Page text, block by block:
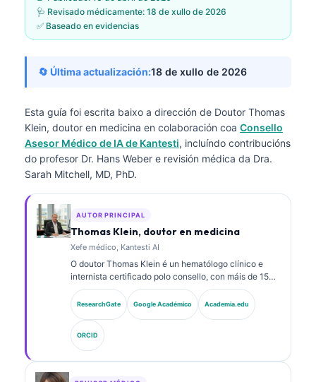
🩺 Revisado médicamente: 18 de xullo de 2026
✅ Baseado en evidencias
🔄 Última actualización:18 de xullo de 2026
Esta guía foi escrita baixo a dirección de Doutor Thomas
Klein, doutor en medicina en colaboración coa Consello
Asesor Médico de IA de Kantesti, incluíndo contribucións
do profesor Dr. Hans Weber e revisión médica da Dra.
Sarah Mitchell, MD, PhD.
AUTOR PRINCIPAL
Thomas Klein, doutor en medicina
Xefe médico, Kantesti AI
O doutor Thomas Klein é un hematólogo clínico e
internista certificado polo consello, con máis de 15
anos de experiencia en medicina de laboratorio e
análise clínica asistida por IA. Como director médico
en Kantesti AI, proporciona supervisión clínica sobre
a exactitude médica da rede neuronal propietaria. O
doutor Klein publicou extensamente sobre a
interpretación de biomarcadores e diagnósticos de
laboratorio en temas de medicina de laboratorio.
ResearchGate Google Académico Academia.edu
ORCID